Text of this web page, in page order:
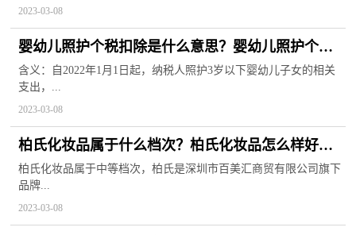
2023-03-08
婴幼儿照护个税扣除是什么意思？婴幼儿照护个税
扣除申报方式
含义：自2022年1月1日起，纳税人照护3岁以下婴幼儿子女的相关
支出，...
2023-03-08
柏氏化妆品属于什么档次？柏氏化妆品怎么样好不
好？
柏氏化妆品属于中等档次，柏氏是深圳市百美汇商贸有限公司旗下
品牌...
2023-03-08